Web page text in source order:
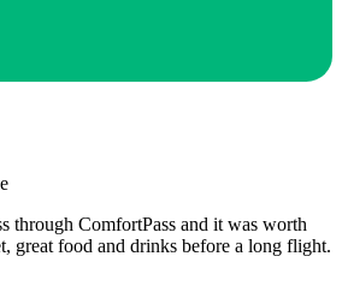
through ComfortPass and it was worth
great food and drinks before a long flight.